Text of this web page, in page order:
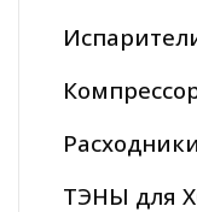
ТЭНЫ для